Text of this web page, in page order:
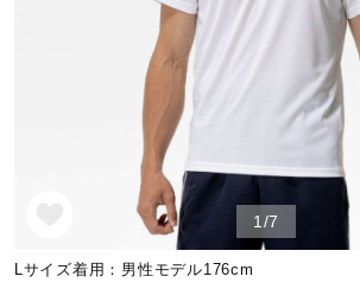
ゴルフ
スイム 1/7
Lサイズ着用：男性モデル176cm